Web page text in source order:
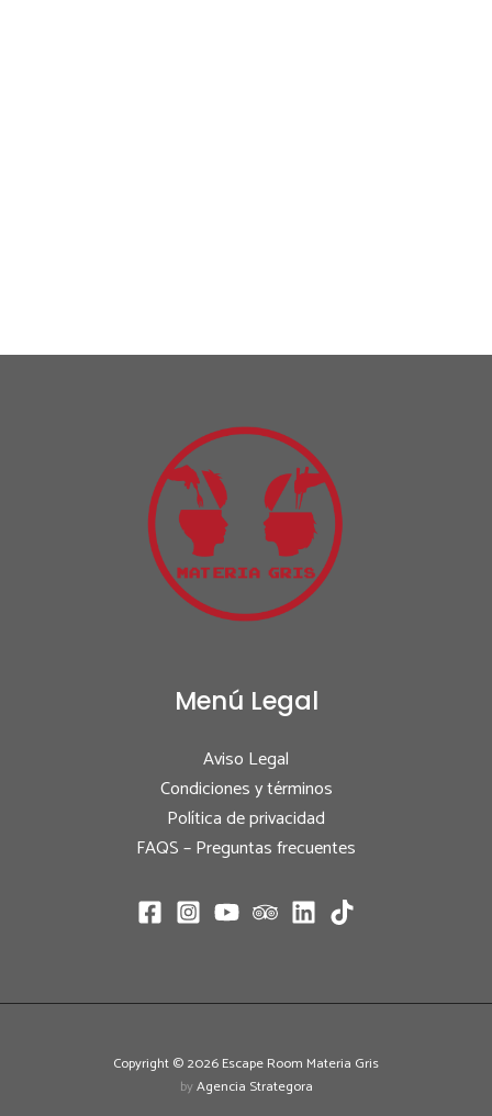
Menú Legal
Aviso Legal
Condiciones y términos
Política de privacidad
FAQS – Preguntas frecuentes
Copyright © 2026 Escape Room Materia Gris
byAgencia Strategora